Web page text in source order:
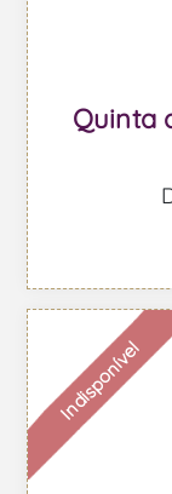
Quinta
Indisponível